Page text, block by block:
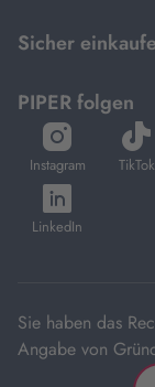
Sicher
PIPER folgen
Instagram
öffnet
in
neuem
Tab
TikTok
in
LinkedIn
öffnet
in
Sie haben das
Angabe von